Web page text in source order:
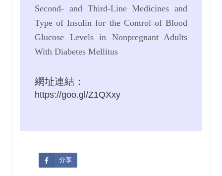
Second- and Third-Line Medicines and
Type of Insulin for the Control of Blood
Glucose Levels in Nonpregnant Adults
With Diabetes Mellitus
網址連結：
https://goo.gl/Z1QXxy
分享